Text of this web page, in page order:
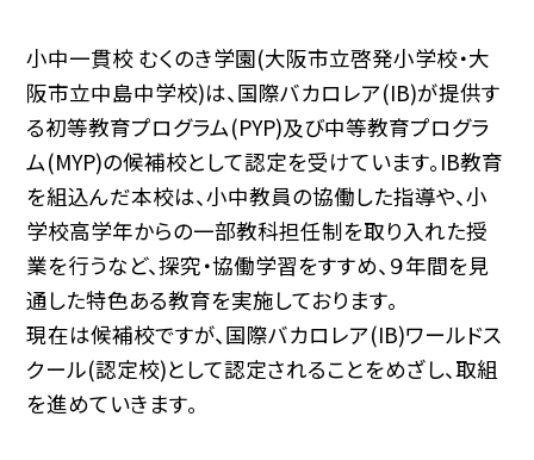
小中一貫校 むくのき学園(大阪市立啓発小学校‧大
阪市立中島中学校)は、国際バカロレア(IB)が提供す
る初等教育プログラム(PYP)及び中等教育プログラ
ム(MYP)の候補校として認定を受けています。IB教育
を組込んだ本校は、小中教員の協働した指導や、小
学校高学年からの一部教科担任制を取り入れた授
業を行うなど、探究・協働学習をすすめ、９年間を見
通した特色ある教育を実施しております。
現在は候補校ですが、国際バカロレア(IB)ワールドス
クール(認定校)として認定されることをめざし、取組
を進めていきます。